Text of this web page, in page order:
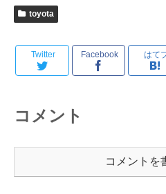
toyota
Twitter Facebook はて
コメント
コメントを